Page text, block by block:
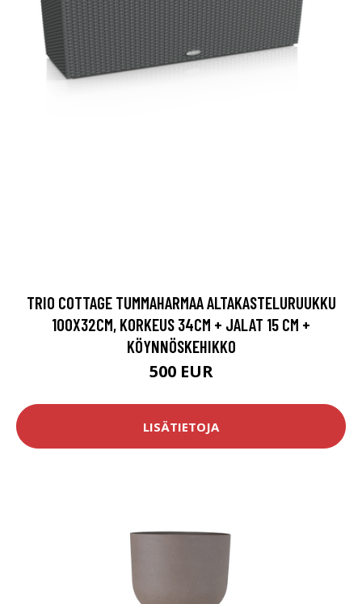
TRIO COTTAGE TUMMAHARMAA ALTAKASTELURUUKKU
100X32CM, KORKEUS 34CM + JALAT 15 CM +
KÖYNNÖSKEHIKKO
500 EUR
LISÄTIETOJA